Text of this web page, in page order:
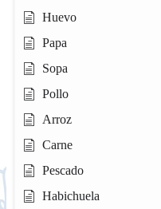
Huevo
Papa
Sopa
Pollo
Arroz
Carne
Pescado
Habichuela